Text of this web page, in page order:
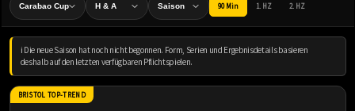
90 Min 1. HZ 2. HZ
ℹ️ Die neue Saison hat noch nicht begonnen. Form, Serien und Ergebnisdetails basieren
deshalb auf den letzten verfügbaren Pflichtspielen.
BRISTOL TOP-TREND